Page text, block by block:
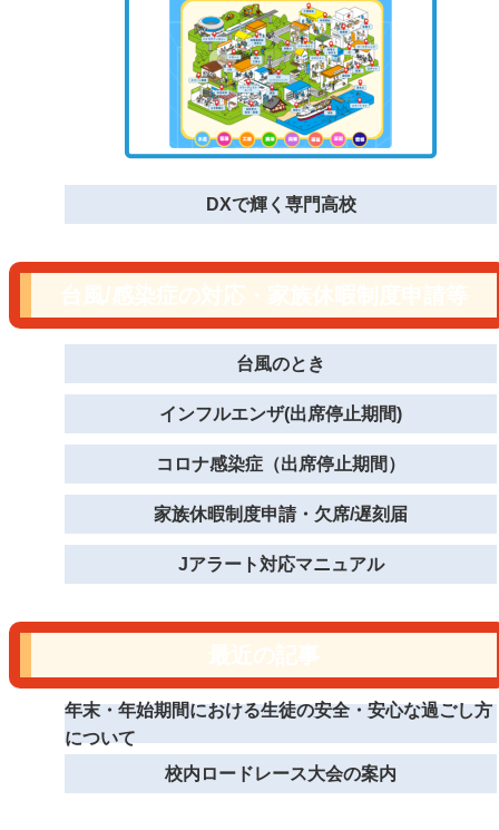
DXで輝く専門高校
台風のとき
インフルエンザ(出席停止期間)
コロナ感染症（出席停止期間）
家族休暇制度申請・欠席/遅刻届
Jアラート対応マニュアル
年末・年始期間における生徒の安全・安心な過ごし方
について
校内ロードレース大会の案内